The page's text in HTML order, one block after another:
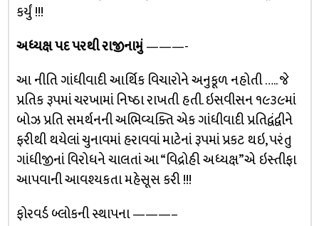
કર્યું !!!
અધ્યક્ષ પદ પરથી રાજીનામું———-
આ નીતિ ગાંધીવાદી આર્થિક વિચારોને અનુકૂળ નહોતી ….. જે
પ્રતિક રૂપમાં ચરખામાં નિષ્ઠા રાખતી હતી. ઇસવીસન ૧૯૩૯માં
બોઝ પ્રતિ સમર્થનની અભિવ્યક્તિ એક ગાંધીવાદી પ્રતિદ્વંદ્વીને
ફરીથી થયેલાં ચુનાવમાં હરાવવાં માટેનાં રૂપમાં પ્રકટ થઇ, પરંતુ
ગાંધીજીનાં વિરોધને ચાલતાં આ “વિદ્રોહી અધ્યક્ષ”એ ઇસ્તીફા
આપવાની આવશ્યકતા મહેસૂસ કરી !!!
ફોરવર્ડ બ્લોકની સ્થાપના ———–